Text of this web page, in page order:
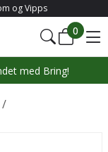
og Vipps
0
med Bring!
/